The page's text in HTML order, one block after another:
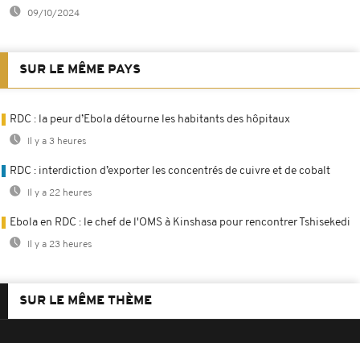
09/10/2024
SUR LE MÊME PAYS
RDC : la peur d’Ebola détourne les habitants des hôpitaux
Il y a 3 heures
RDC : interdiction d’exporter les concentrés de cuivre et de cobalt
Il y a 22 heures
Ebola en RDC : le chef de l'OMS à Kinshasa pour rencontrer Tshisekedi
Il y a 23 heures
SUR LE MÊME THÈME